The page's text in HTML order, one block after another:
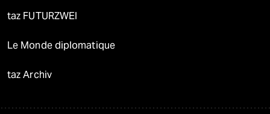
taz FUTURZWEI
Le Monde diplomatique
taz Archiv